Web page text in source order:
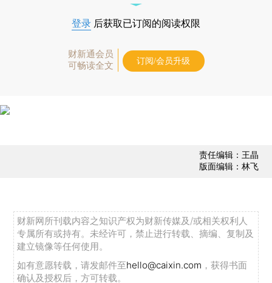
登录 后获取已订阅的阅读权限
财新通会员
可畅读全文
订阅/会员升级
责任编辑：王晶
版面编辑：林飞
财新网所刊载内容之知识产权为财新传媒及/或相关权利人
专属所有或持有。未经许可，禁止进行转载、摘编、复制及
建立镜像等任何使用。
如有意愿转载，请发邮件至hello@caixin.com ，获得书面
确认及授权后，方可转载。